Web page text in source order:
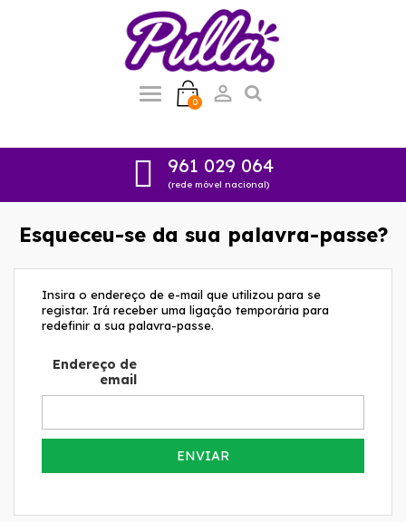
0 
961 029 064
(rede móvel nacional)
Esqueceu-se da sua palavra-passe?
Insira o endereço de e-mail que utilizou para se
registar. Irá receber uma ligação temporária para
redefinir a sua palavra-passe.
Endereço de
email
ENVIAR